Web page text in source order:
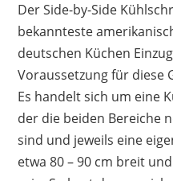
Der Side-by-Side
bekannteste
deutschen Küchen
Voraussetzung für diese
Es handelt sich um eine
der die beiden Bereiche
sind und jeweils eine
etwa 80 – 90 cm breit